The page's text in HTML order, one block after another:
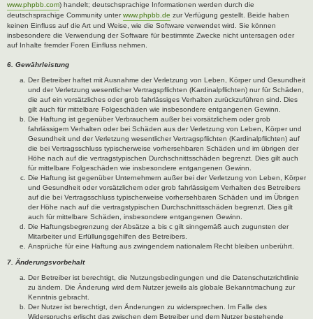
www.phpbb.com) handelt; deutschsprachige Informationen werden durch die
deutschsprachige Community unterwww.phpbb.de zur Verfügung gestellt. Beide haben
keinen Einfluss auf die Art und Weise, wie die Software verwendet wird. Sie können
insbesondere die Verwendung der Software für bestimmte Zwecke nicht untersagen oder
auf Inhalte fremder Foren Einfluss nehmen.
6. Gewährleistung
Der Betreiber haftet mit Ausnahme der Verletzung von Leben, Körper und Gesundheit
und der Verletzung wesentlicher Vertragspflichten (Kardinalpflichten) nur für Schäden,
die auf ein vorsätzliches oder grob fahrlässiges Verhalten zurückzuführen sind. Dies
gilt auch für mittelbare Folgeschäden wie insbesondere entgangenen Gewinn.
Die Haftung ist gegenüber Verbrauchern außer bei vorsätzlichem oder grob
fahrlässigem Verhalten oder bei Schäden aus der Verletzung von Leben, Körper und
Gesundheit und der Verletzung wesentlicher Vertragspflichten (Kardinalpflichten) auf
die bei Vertragsschluss typischerweise vorhersehbaren Schäden und im übrigen der
Höhe nach auf die vertragstypischen Durchschnittsschäden begrenzt. Dies gilt auch
für mittelbare Folgeschäden wie insbesondere entgangenen Gewinn.
Die Haftung ist gegenüber Unternehmern außer bei der Verletzung von Leben, Körper
und Gesundheit oder vorsätzlichem oder grob fahrlässigem Verhalten des Betreibers
auf die bei Vertragsschluss typischerweise vorhersehbaren Schäden und im Übrigen
der Höhe nach auf die vertragstypischen Durchschnittsschäden begrenzt. Dies gilt
auch für mittelbare Schäden, insbesondere entgangenen Gewinn.
Die Haftungsbegrenzung der Absätze a bis c gilt sinngemäß auch zugunsten der
Mitarbeiter und Erfüllungsgehilfen des Betreibers.
Ansprüche für eine Haftung aus zwingendem nationalem Recht bleiben unberührt.
7. Änderungsvorbehalt
Der Betreiber ist berechtigt, die Nutzungsbedingungen und die Datenschutzrichtlinie
zu ändern. Die Änderung wird dem Nutzer jeweils als globale Bekanntmachung zur
Kenntnis gebracht.
Der Nutzer ist berechtigt, den Änderungen zu widersprechen. Im Falle des
Widerspruchs erlischt das zwischen dem Betreiber und dem Nutzer bestehende